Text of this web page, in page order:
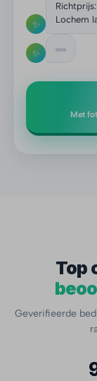
✨
Richtprijs:
Lochem
✨
Met
Top
Geverifieerde